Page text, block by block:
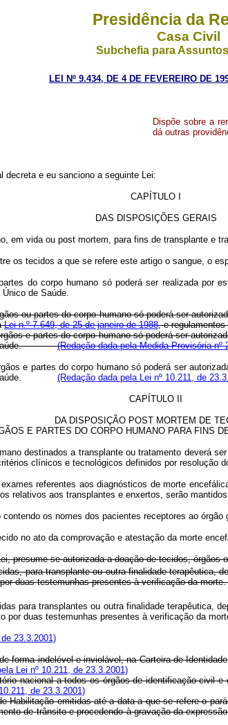
Presidência da
Casa Civil
Subchefia para
LEI Nº 9.434, DE 4 DE FEVEREIRO DE
Dispõe sobre a
dá outras
e eu sanciono a seguinte Lei:
CAPÍTULO I
DAS DISPOSIÇÕES GERAIS
em vida ou post mortem, para fins de transplante e
os tecidos a que se refere este artigo o sangue, o
do corpo humano só poderá ser realizada por
de Saúde.
ou partes do corpo humano só poderá ser
Lei n.º 7.649, de 25 de janeiro de 1988, e
e partes do corpo humano só poderá ser
da Saúde.(Redação dada pela Medida Provisória nº
e partes do corpo humano só poderá ser
da Saúde. (Redação dada pela Lei nº 10.211, de
CAPÍTULO II
DA DISPOSIÇÃO POST MORTEM DE
E PARTES DO CORPO HUMANO PARA FINS
destinados a transplante ou tratamento deverá
clínicos e tecnológicos definidos por resolução
referentes aos diagnósticos de morte
relativos aos transplantes e enxertos, serão
os nomes dos pacientes receptores ao
no ato da comprovação e atestação da morte
presume-se autorizada a doação de tecidos,
para transplante ou outra finalidade terapêutica,
por duas testemunhas presentes à verificação
para transplantes ou outra finalidade terapêutica,
por duas testemunhas presentes à verificação
23.3.2001)
forma indelével e inviolável, na Carteira de
Lei nº 10.211, de 23.3.2001)
nacional a todos os órgãos de identificação civil
de 23.3.2001)
Habilitação emitidas até a data a que se refere o
de trânsito e procedendo à gravação da